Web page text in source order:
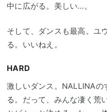
中に広がる。美しい…。
そして、ダンスも最高。ユ
る。いいねえ。
HARD
激しいダンス。NALLINAの
る。だって、みんな凄く荒